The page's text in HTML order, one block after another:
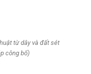
từ dây và đất sét
công bố)